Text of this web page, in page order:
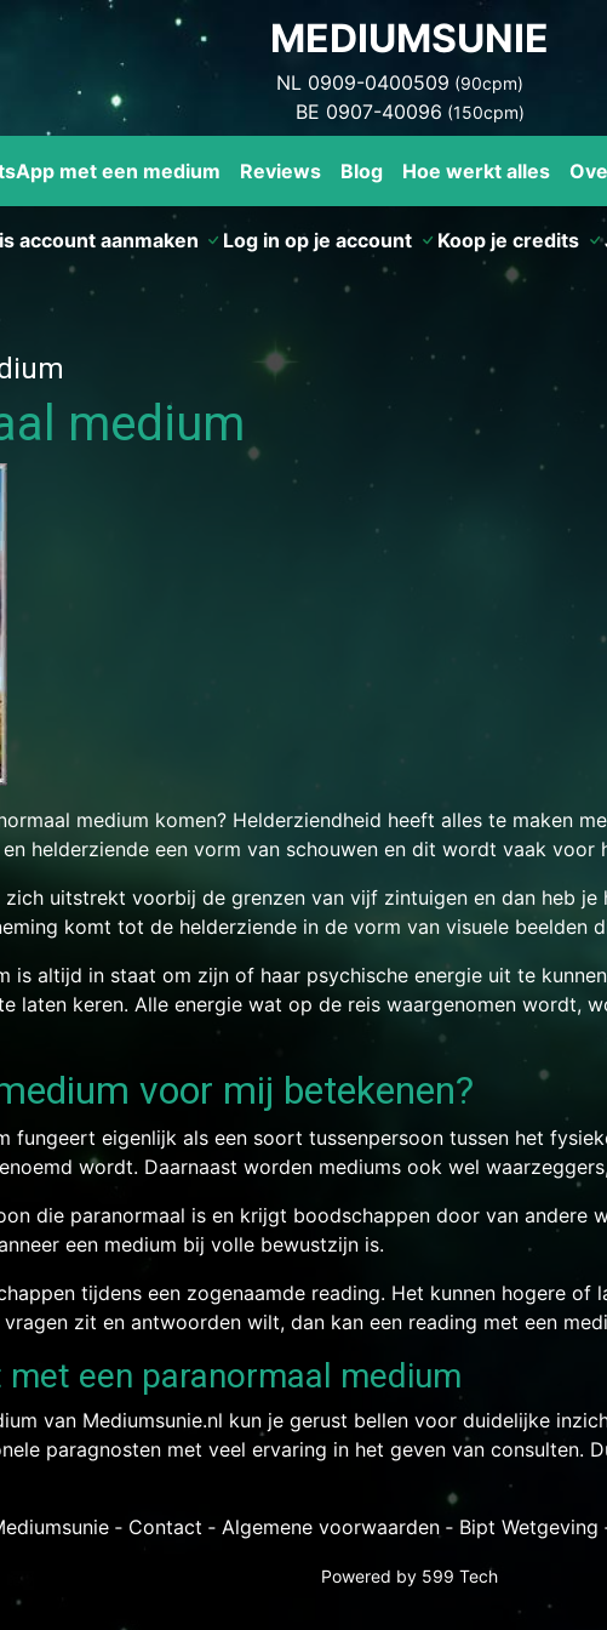
MEDIUMSUNIE
NL 0909-0400509 (90cpm)
BE 0907-40096 (150cpm)
met een medium Reviews Blog Hoe werkt alles
account aanmaken Log in op je account Koop je credits
medium
medium komen? Helderziendheid heeft alles te maken
helderziende een vorm van schouwen en dit wordt vaak voor
uitstrekt voorbij de grenzen van vijf zintuigen en dan heb
komt tot de helderziende in de vorm van visuele beelden
is altijd in staat om zijn of haar psychische energie uit te
laten keren. Alle energie wat op de reis waargenomen wordt,
voor mij betekenen?
fungeert eigenlijk als een soort tussenpersoon tussen het
wordt. Daarnaast worden mediums ook wel
die paranormaal is en krijgt boodschappen door van andere
een medium bij volle bewustzijn is.
tijdens een zogenaamde reading. Het kunnen hogere of
zit en antwoorden wilt, dan kan een reading met een
een paranormaal medium
van Mediumsunie.nl kun je gerust bellen voor duidelijke
paragnosten met veel ervaring in het geven van consulten.
‐ Contact ‐ Algemene voorwaarden ‐ Bipt Wetgeving
Powered by 599 Tech